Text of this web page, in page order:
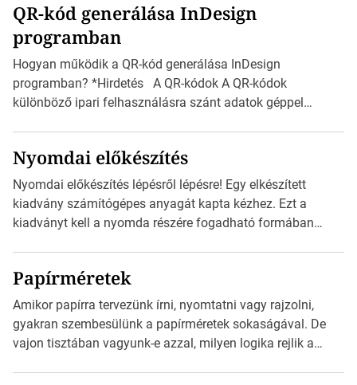
mutatja az A4-es papírlaphoz viszonyítva. Az amerikai és
észak-amerikai boríték méretére az ISO 216 nem
vonatkozik. Boríték méretének táblázata C0-tól […]
QR-kód generálása InDesign
programban
Hogyan működik a QR-kód generálása InDesign
programban? *Hirdetés A QR-kódok A QR-kódok
különböző ipari felhasználásra szánt adatok géppel
okostelefonjára telepíthet egy QR-kód-leolvasó
alkalmazást, ami leolvasni és dekódolni képes az URL-
információt és átirányítja a telefon böngészőjét a cég
weblapjára. A QR-kód beolvasása után a felhasználó
Nyomdai előkészítés
Nyomdai előkészítés lépésről lépésre! Egy elkészített
kiadvány számítógépes anyagát kapta kézhez. Ezt a
kiadványt kell a nyomda részére fogadható formában
Illustratorban készült vektorgrafika. *Hirdetés Minden
esetben konzultáljunk a nyomdával, mielőtt elkezdjük a
nyomdai előkészítést!Nehogy az elkészült munka után
derüljön ki, hogy valamit másképp kellett volna csinálni! […]
Papírméretek
Amikor papírra tervezünk írni, nyomtatni vagy rajzolni,
gyakran szembesülünk a papírméretek sokaságával. De
vajon tisztában vagyunk-e azzal, milyen logika rejlik a